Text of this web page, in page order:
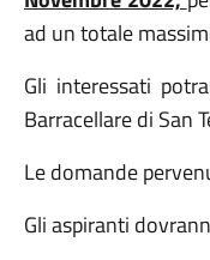
ad un totale
Gli interessati
Barracellare di San
Le domande
Gli aspiranti